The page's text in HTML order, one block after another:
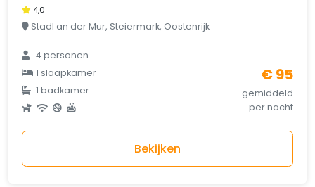
4,0
Stadl an der Mur, Steiermark, Oostenrijk
4 personen
1 slaapkamer
1 badkamer
€ 95
gemiddeld
per nacht
Bekijken